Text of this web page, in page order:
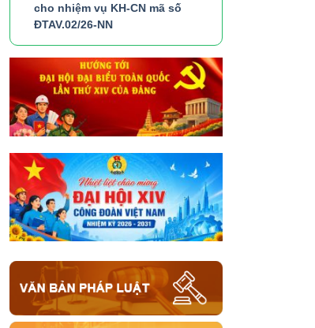
cho nhiệm vụ KH-CN mã số
ĐTAV.02/26-NN